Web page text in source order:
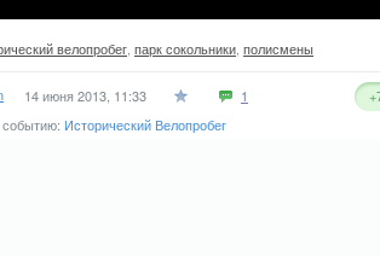
велопробег парк сокольники полисмены
14 июня 2013, 11:33 1
Исторический Велопробег